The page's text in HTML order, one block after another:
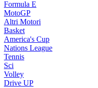
Formula E
MotoGP
Altri Motori
Basket
America's Cup
Nations League
Tennis
Sci
Volley
Drive UP